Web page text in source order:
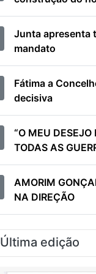
Junta apresenta
mandato
Fátima a
decisiva
“O MEU
TODAS AS
AMORIM
NA DIREÇÃO
Última edição